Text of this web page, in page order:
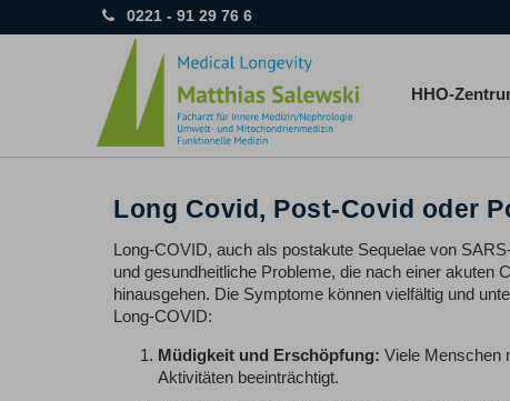
0221 - 91 29 76 6
HHO-
Long Covid, Post-Covid oder
Long-COVID, auch als postakute Sequelae von
und gesundheitliche Probleme, die nach einer akuten
hinausgehen. Die Symptome können vielfältig und
Long-COVID:
Müdigkeit und Erschöpfung: Viele Menschen
Aktivitäten beeinträchtigt.